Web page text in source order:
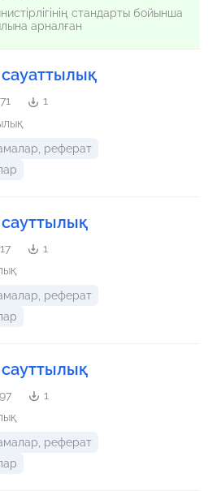
стандарты бойынша
арналған
1
реферат
1
реферат
1
реферат